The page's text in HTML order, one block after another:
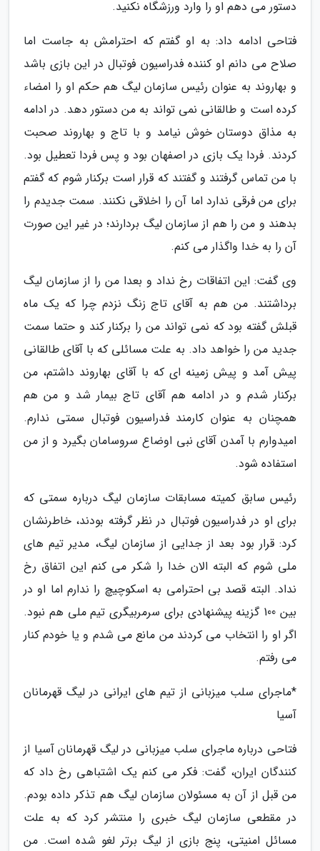
دستور می دهم او را وارد ورزشگاه نکنید.
فتاحی ادامه داد: به او گفتم که احترامش به جاست اما
صلاح می دانم او کننده فدراسیون فوتبال در این بازی باشد
و بهاروند به عنوان رئیس سازمان لیگ هم حکم او را امضاء
کرده است و طالقانی نمی تواند به من دستور دهد. در ادامه
به مذاق دوستان خوش نیامد و با تاج و بهاروند صحبت
کردند. فردا یک بازی در اصفهان بود و پس فردا تعطیل بود.
با من تماس گرفتند و گفتند که قرار است برکنار شوم که گفتم
برای من فرقی ندارد اما آن را اخلاقی نکنند. سمت جدیدم را
بدهند و من را هم از سازمان لیگ بردارند؛ در غیر این صورت
آن را به خدا واگذار می کنم.
وی گفت: این اتفاقات رخ نداد و بعدا من را از سازمان لیگ
برداشتند. من هم به آقای تاج زنگ نزدم چرا که یک ماه
قبلش گفته بود که نمی تواند من را برکنار کند و حتما سمت
جدید من را خواهد داد. به علت مسائلی که با آقای طالقانی
پیش آمد و پیش زمینه ای که با آقای بهاروند داشتم، من
برکنار شدم و در ادامه هم آقای تاج بیمار شد و من هم
همچنان به عنوان کارمند فدراسیون فوتبال سمتی ندارم.
امیدوارم با آمدن آقای نبی اوضاع سروسامان بگیرد و از من
استفاده شود.
رئیس سابق کمیته مسابقات سازمان لیگ درباره سمتی که
برای او در فدراسیون فوتبال در نظر گرفته بودند، خاطرنشان
کرد: قرار بود بعد از جدایی از سازمان لیگ، مدیر تیم های
ملی شوم که البته الان خدا را شکر می کنم این اتفاق رخ
نداد. البته قصد بی احترامی به اسکوچیچ را ندارم اما او در
بین 100 گزینه پیشنهادی برای سرمربیگری تیم ملی هم نبود.
اگر او را انتخاب می کردند من مانع می شدم و یا خودم کنار
می رفتم.
*ماجرای سلب میزبانی از تیم های ایرانی در لیگ قهرمانان
آسیا
فتاحی درباره ماجرای سلب میزبانی در لیگ قهرمانان آسیا از
کنندگان ایران، گفت: فکر می کنم یک اشتباهی رخ داد که
من قبل از آن به مسئولان سازمان لیگ هم تذکر داده بودم.
در مقطعی سازمان لیگ خبری را منتشر کرد که به علت
مسائل امنیتی، پنج بازی از لیگ برتر لغو شده است. من